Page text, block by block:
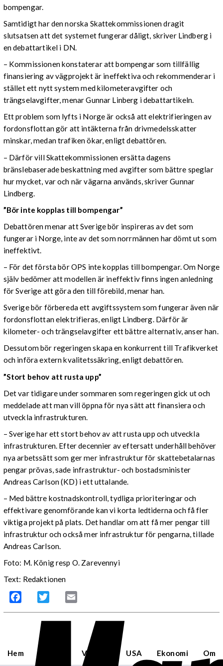
bompengar.
Samtidigt har den norska Skattekommissionen dragit
slutsatsen att det systemet fungerar dåligt, skriver Lindberg i
en debattartikel i DN.
– Kommissionen konstaterar att bompengar som tillfällig
finansiering av vägprojekt är ineffektiva och rekommenderar i
stället ett nytt system med kilometeravgifter och
trängselavgifter, menar Gunnar Linberg i debattartikeln.
Ett problem som lyfts i Norge är också att elektrifieringen av
fordonsflottan gör att intäkterna från drivmedelsskatter
minskar, medan trafiken ökar, enligt debattören.
– Därför vill Skattekommissionen ersätta dagens
bränslebaserade beskattning med avgifter som bättre speglar
hur mycket, var och när vägarna används, skriver Gunnar
Lindberg.
”Bör inte kopplas till bompengar”
Debattören menar att Sverige bör inspireras av det som
fungerar i Norge, inte av det som norrmännen har dömt ut som
ineffektivt.
– För det första bör OPS inte kopplas till bompengar. Om Norge
själv bedömer att modellen är ineffektiv finns ingen anledning
för Sverige att göra den till förebild, menar han.
Sverige bör förbereda ett avgiftssystem som fungerar även när
fordonsflottan elektrifieras, enligt Lindberg. Därför är
kilometer- och trängselavgifter ett bättre alternativ, anser han.
Dessutom bör regeringen skapa en konkurrent till Trafikverket
och införa extern kvalitetssäkring, enligt debattören.
”Stort behov att rusta upp”
Det var tidigare under sommaren som regeringen gick ut och
meddelade att man vill öppna för nya sätt att finansiera och
utveckla infrastrukturen.
– Sverige har ett stort behov av att rusta upp och utveckla
infrastrukturen. Efter decennier av eftersatt underhåll behöver
nya arbetssätt som ger mer infrastruktur för skattebetalarnas
pengar prövas, sade infrastruktur- och bostadsminister
Andreas Carlson (KD) i ett uttalande.
– Med bättre kostnadskontroll, tydliga prioriteringar och
effektivare genomförande kan vi korta ledtiderna och få fler
viktiga projekt på plats. Det handlar om att få mer pengar till
infrastruktur och också mer infrastruktur för pengarna, tillade
Andreas Carlson.
Foto: M. König resp O. Zarevennyi
Text: Redaktionen
Facebook Twitter
Hem Världen USA Ekonomi Om